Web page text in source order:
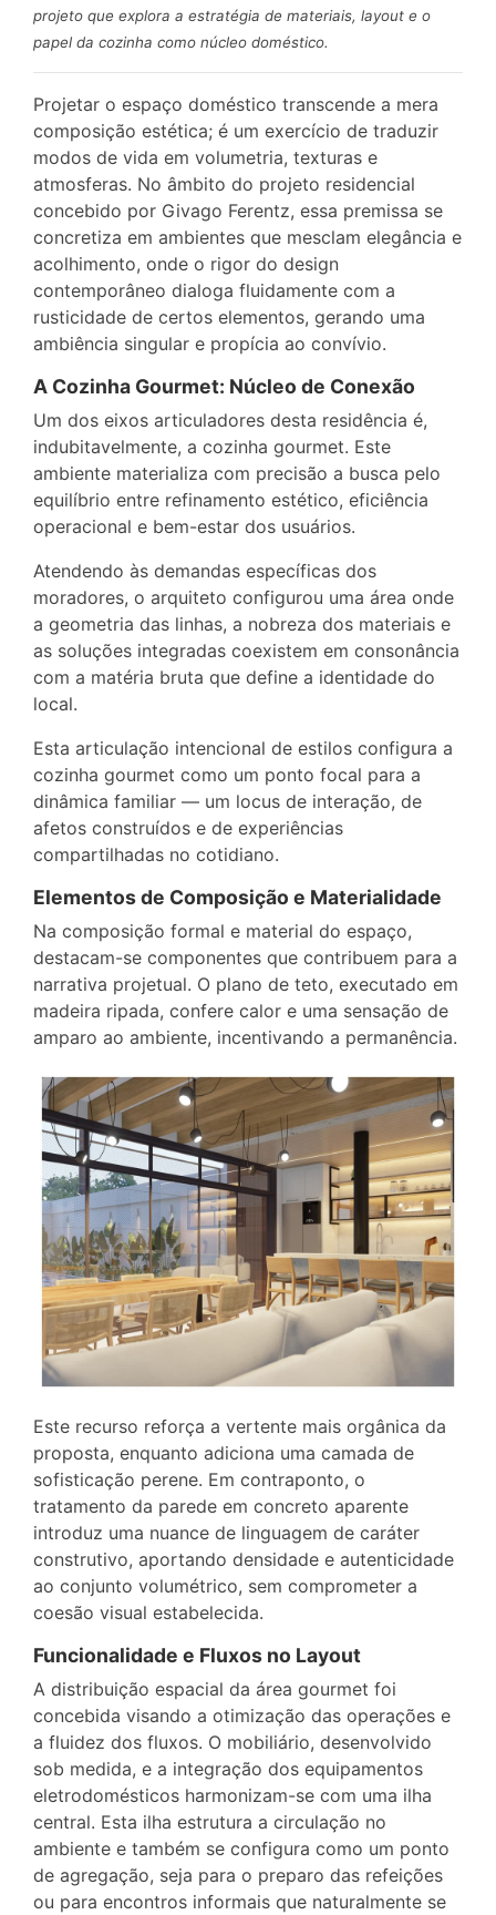
projeto que explora a estratégia de materiais, layout e o
papel da cozinha como núcleo doméstico.
Projetar o espaço doméstico transcende a mera
composição estética; é um exercício de traduzir
modos de vida em volumetria, texturas e
atmosferas. No âmbito do projeto residencial
concebido por Givago Ferentz, essa premissa se
concretiza em ambientes que mesclam elegância e
acolhimento, onde o rigor do design
contemporâneo dialoga fluidamente com a
rusticidade de certos elementos, gerando uma
ambiência singular e propícia ao convívio.
A Cozinha Gourmet: Núcleo de Conexão
Um dos eixos articuladores desta residência é,
indubitavelmente, a cozinha gourmet. Este
ambiente materializa com precisão a busca pelo
equilíbrio entre refinamento estético, eficiência
operacional e bem-estar dos usuários.
Atendendo às demandas específicas dos
moradores, o arquiteto configurou uma área onde
a geometria das linhas, a nobreza dos materiais e
as soluções integradas coexistem em consonância
com a matéria bruta que define a identidade do
local.
Esta articulação intencional de estilos configura a
cozinha gourmet como um ponto focal para a
dinâmica familiar — um locus de interação, de
afetos construídos e de experiências
compartilhadas no cotidiano.
Elementos de Composição e Materialidade
Na composição formal e material do espaço,
destacam-se componentes que contribuem para a
narrativa projetual. O plano de teto, executado em
madeira ripada, confere calor e uma sensação de
amparo ao ambiente, incentivando a permanência.
Este recurso reforça a vertente mais orgânica da
proposta, enquanto adiciona uma camada de
sofisticação perene. Em contraponto, o
tratamento da parede em concreto aparente
introduz uma nuance de linguagem de caráter
construtivo, aportando densidade e autenticidade
ao conjunto volumétrico, sem comprometer a
coesão visual estabelecida.
Funcionalidade e Fluxos no Layout
A distribuição espacial da área gourmet foi
concebida visando a otimização das operações e
a fluidez dos fluxos. O mobiliário, desenvolvido
sob medida, e a integração dos equipamentos
eletrodomésticos harmonizam-se com uma ilha
central. Esta ilha estrutura a circulação no
ambiente e também se configura como um ponto
de agregação, seja para o preparo das refeições
ou para encontros informais que naturalmente se